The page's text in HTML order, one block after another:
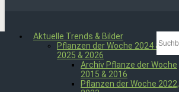
Aktuelle Trends & Bilder
Pflanzen der Woche 2024 &
2025 & 2026
Archiv Pflanze der Woche
2015 & 2016
Pflanzen der Woche 2022,